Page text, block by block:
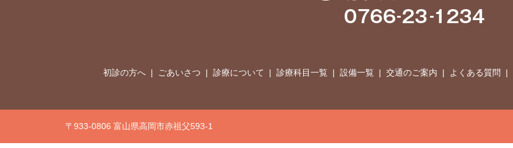
初診の方へ ごあいさつ 診療について 診療科目一覧 設備一覧 交通のご案内 よくある質問
〒933-0806 富山県高岡市赤祖父593-1